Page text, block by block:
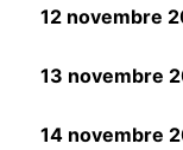
12 novembre
13 novembre
14 novembre